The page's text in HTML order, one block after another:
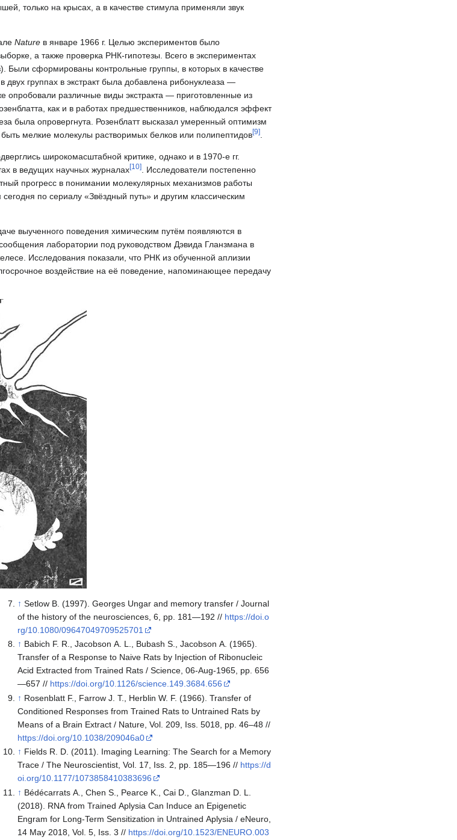
только на крысах, а в качестве стимула применяли звук
Nature в январе 1966 г. Целью экспериментов было
а также проверка РНК-гипотезы. Всего в экспериментах
Были сформированы контрольные группы, в которых в качестве
группах в экстракт была добавлена рибонуклеаза —
опробовали различные виды экстракта — приготовленные из
как и в работах предшественников, наблюдался эффект
была опровергнута. Розенблатт высказал умеренный оптимизм
мелкие молекулы растворимых белков или полипептидов[9]
широкомасштабной критике, однако и в 1970-е гг.
в ведущих научных журналах[10]
. Исследователи постепенно
прогресс в понимании молекулярных механизмов работы
по сериалу «Звёздный путь» и другим классическим
выученного поведения химическим путём появляются в
лаборатории под руководством Дэвида Гланзмана в
Исследования показали, что РНК из обученной аплизии
воздействие на её поведение, напоминающее передачу
↑ Setlow B. (1997). Georges Ungar and memory transfer / Journal
of the history of the neurosciences, 6, pp. 181—192 // https://doi.o
rg/10.1080/09647049709525701
↑ Babich F. R., Jacobson A. L., Bubash S., Jacobson A. (1965).
Transfer of a Response to Naive Rats by Injection of Ribonucleic
Acid Extracted from Trained Rats / Science, 06-Aug-1965, pp. 656
—657 // https://doi.org/10.1126/science.149.3684.656
↑ Rosenblatt F., Farrow J. T., Herblin W. F. (1966). Transfer of
Conditioned Responses from Trained Rats to Untrained Rats by
Means of a Brain Extract / Nature, Vol. 209, Iss. 5018, pp. 46–48 //
https://doi.org/10.1038/209046a0
↑ Fields R. D. (2011). Imaging Learning: The Search for a Memory
Trace / The Neuroscientist, Vol. 17, Iss. 2, pp. 185—196 // https://d
oi.org/10.1177/1073858410383696
↑ Bédécarrats A., Chen S., Pearce K., Cai D., Glanzman D. L.
(2018). RNA from Trained Aplysia Can Induce an Epigenetic
Engram for Long-Term Sensitization in Untrained Aplysia / eNeuro,
14 May 2018, Vol. 5, Iss. 3 // https://doi.org/10.1523/ENEURO.003